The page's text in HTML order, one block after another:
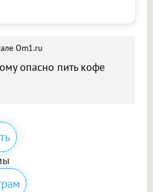
Om1.ru
опасно пить кофе